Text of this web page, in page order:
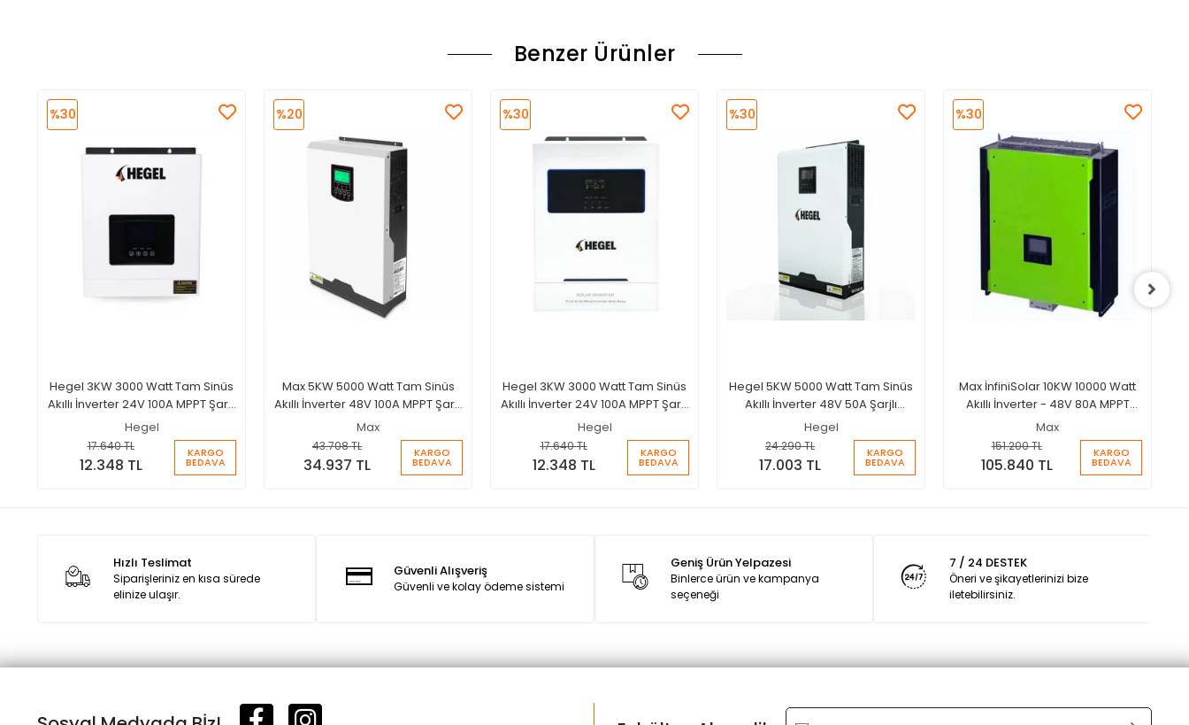
Benzer Ürünler
Hegel 3KW 3000 Watt Tam Sinüs
Akıllı İnverter 24V 100A MPPT Şarjlı
İnverter
Hegel
%30
17.640 TL
12.348 TL
KARGO
BEDAVA
Max 5KW 5000 Watt Tam Sinüs
Akıllı İnverter 48V 100A MPPT Şarjlı
İnverter
Max
%20
43.708 TL
34.937 TL
KARGO
BEDAVA
Hegel 3KW 3000 Watt Tam Sinüs
Akıllı İnverter 24V 100A MPPT Şarjlı
İnverter
Hegel
%30
17.640 TL
12.348 TL
KARGO
BEDAVA
Hegel 5KW 5000 Watt Tam Sinüs
Akıllı İnverter 48V 50A Şarjlı
İnverter
Hegel
%30
24.290 TL
17.003 TL
KARGO
BEDAVA
Max İnfiniSolar 10KW 10000 Watt
Akıllı İnverter - 48V 80A MPPT
Hibrit İnverter
Max
%30
151.200 TL
105.840 TL
KARGO
BEDAVA
Hızlı Teslimat
Siparişleriniz en kısa sürede
elinize ulaşır.
Güvenli Alışveriş
Güvenli ve kolay ödeme sistemi
Geniş Ürün Yelpazesi
Binlerce ürün ve kampanya
seçeneği
7 / 24 DESTEK
Öneri ve şikayetlerinizi bize
iletebilirsiniz.